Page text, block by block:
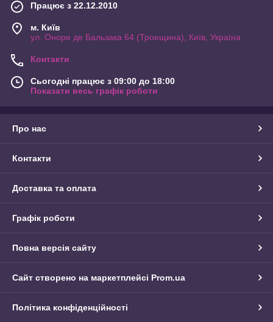
Працює з 22.12.2010
м. Київ
ул. Оноре де Бальзака 64 (Троещина), Київ, Україна
Контакти
Сьогодні працює з 09:00 до 18:00
Показати весь графік роботи
Про нас
Контакти
Доставка та оплата
Графік роботи
Повна версія сайту
Сайт створено на маркетплейсі Prom.ua
Політика конфіденційності